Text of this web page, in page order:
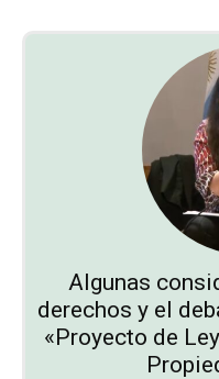
Algunas
derechos y el
«Proyecto de